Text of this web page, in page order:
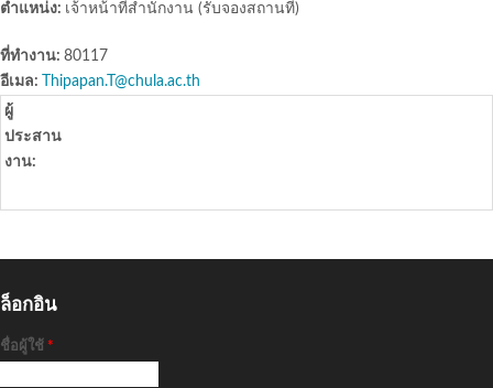
ตำแหน่ง: เจ้าหน้าที่สำนักงาน (รับจองสถานที่)
ที่ทำงาน: 80117
อีเมล:
Thipapan.T@chula.ac.th
ผู้
ประสาน
งาน:
ล็อกอิน
ชื่อผู้ใช้ *